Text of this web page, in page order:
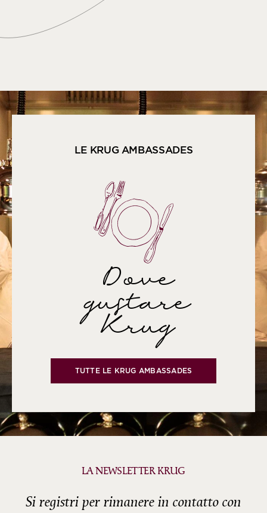
LE KRUG AMBASSADES
Dove
gustare
Krug
TUTTE LE KRUG AMBASSADES
LA NEWSLETTER KRUG
Si registri per rimanere in contatto con